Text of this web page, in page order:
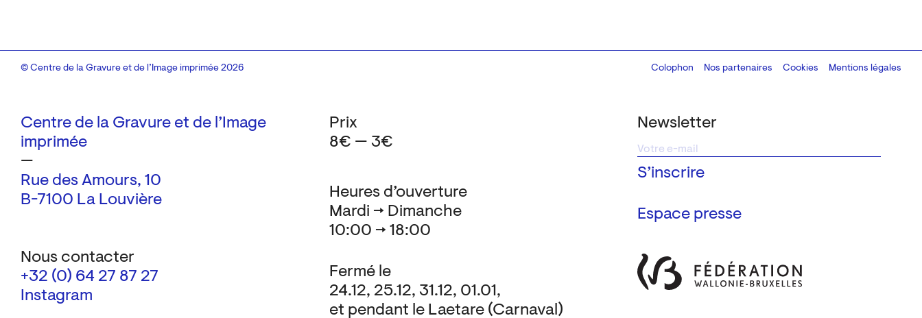
Centre de la Gravure et de l’Image
imprimée
—
Rue des Amours, 10
B-7100 La Louvière
Nous contacter
+32 (0) 64 27 87 27
Instagram
Newsletter
Espace presse
Heures d’ouverture
Mardi → Dimanche
10:00 → 18:00
Fermé le
24.12, 25.12, 31.12, 01.01,
et pendant le Laetare (Carnaval)
Prix
8€ — 3€
© Centre de la Gravure et de l’Image imprimée 2026 Colophon
Design:Marcel Kaczmarek, code:8080.studio
Nos partenaires Cookies Mentions légales